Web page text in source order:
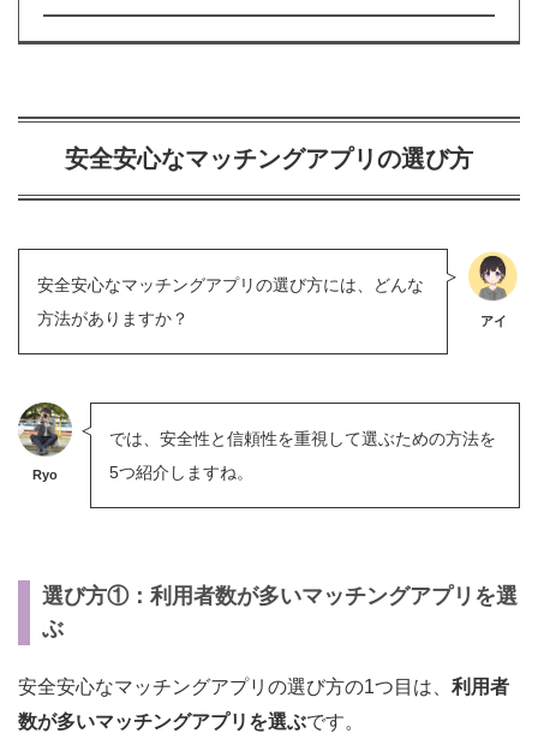
安全安心なマッチングアプリの選び方
安全安心なマッチングアプリの選び方には、どんな
方法がありますか？
アイ
Ryo
では、安全性と信頼性を重視して選ぶための方法を
5つ紹介しますね。
選び方①：利用者数が多いマッチングアプリを選
ぶ
安全安心なマッチングアプリの選び方の1つ目は、 利用者
数が多いマッチングアプリを選ぶです。